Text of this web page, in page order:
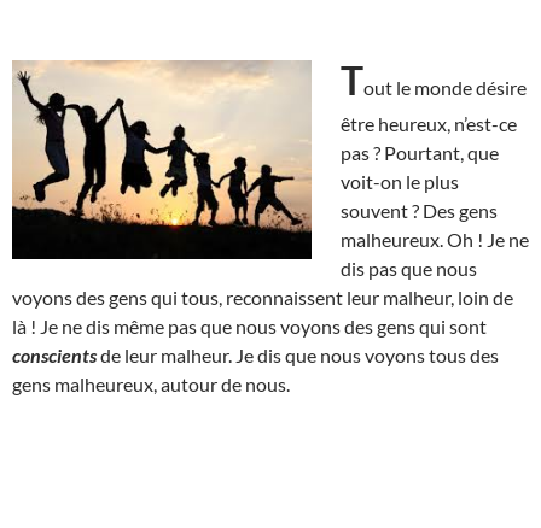
Tout le monde désire
être heureux, n’est-ce
pas ? Pourtant, que
voit-on le plus
souvent ? Des gens
malheureux. Oh ! Je ne
dis pas que nous
voyons des gens qui tous, reconnaissent leur malheur, loin de
là ! Je ne dis même pas que nous voyons des gens qui sont
conscientsde leur malheur. Je dis que nous voyons tous des
gens malheureux, autour de nous.